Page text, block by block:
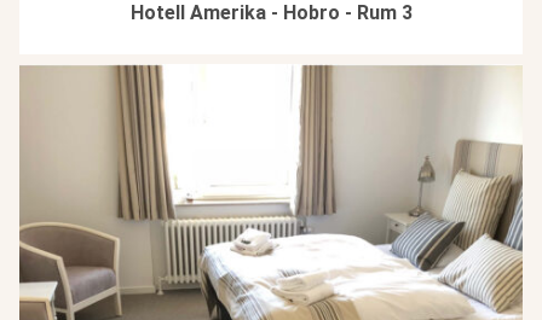
Hotell Amerika - Hobro - Rum 3